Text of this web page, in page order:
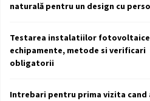
naturală pentru un design cu
Testarea instalatiilor
echipamente, metode si verificari
obligatorii
Intrebari pentru prima vizita cand